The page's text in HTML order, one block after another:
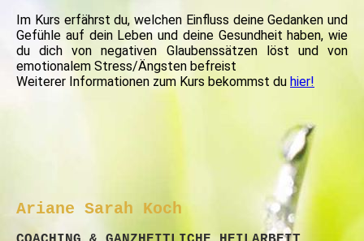
Im Kurs erfährst du, welchen Einfluss deine Gedanken und
Gefühle auf dein Leben und deine Gesundheit haben, wie
du dich von negativen Glaubenssätzen löst und von
emotionalem Stress/Ängsten befreist
Weiterer Informationen zum Kurs bekommst du hier!
Ariane Sarah Koch